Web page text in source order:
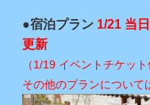
●宿泊プラン 1/21 当
更新
（1/19 イベントチケッ
その他のプランについて